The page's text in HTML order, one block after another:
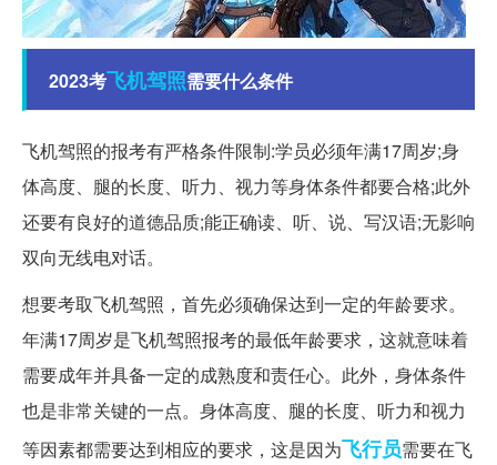
2023考飞机驾照需要什么条件
飞机驾照的报考有严格条件限制:学员必须年满17周岁;身
体高度、腿的长度、听力、视力等身体条件都要合格;此外
还要有良好的道德品质;能正确读、听、说、写汉语;无影响
双向无线电对话。
想要考取飞机驾照，首先必须确保达到一定的年龄要求。
年满17周岁是飞机驾照报考的最低年龄要求，这就意味着
需要成年并具备一定的成熟度和责任心。此外，身体条件
也是非常关键的一点。身体高度、腿的长度、听力和视力
等因素都需要达到相应的要求，这是因为飞行员需要在飞